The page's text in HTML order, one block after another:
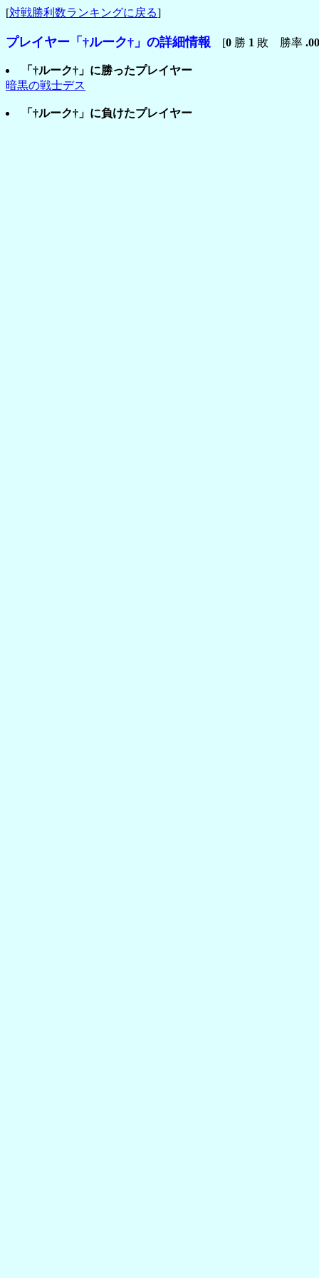
[対戦勝利数ランキングに戻る]
プレイヤー「†ルーク†」の詳細情報 [0 勝 1 敗 勝率
「†ルーク†」に勝ったプレイヤー
暗黒の戦士デス
「†ルーク†」に負けたプレイヤー